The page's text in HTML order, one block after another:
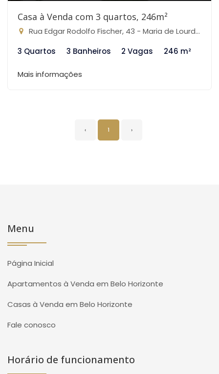
Casa à Venda com 3 quartos, 246m²
Rua Edgar Rodolfo Fischer, 43 - Maria de Lourdes, São José da Lapa-MG
3 Quartos
3 Banheiros 2 Vagas 246 m²
Mais informações
‹ 1 ›
Menu
Página Inicial
Apartamentos à Venda em Belo Horizonte
Casas à Venda em Belo Horizonte
Fale conosco
Horário de funcionamento